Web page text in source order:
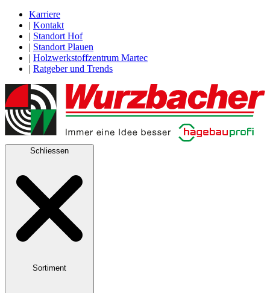
Karriere
| Kontakt
| Standort Hof
| Standort Plauen
| Holzwerkstoffzentrum Martec
| Ratgeber und Trends
Schliessen
Sortiment